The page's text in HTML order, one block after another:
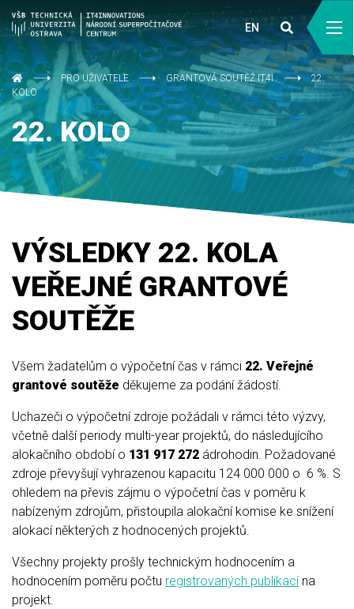
EN
PRO UŽIVATELE GRANTOVÁ SOUTĚŽ IT4I
22.
KOLO
22. KOLO
VÝSLEDKY 22. KOLA
VEŘEJNÉ GRANTOVÉ
SOUTĚŽE
Všem žadatelům o výpočetní čas v rámci 22. Veřejné
grantové soutěže děkujeme za podání žádostí.
Uchazeči o výpočetní zdroje požádali v rámci této výzvy,
včetně další periody multi-year projektů, do následujícího
alokačního období o 131 917 272 ádrohodin. Požadované
zdroje převyšují vyhrazenou kapacitu 124 000 000 o 6 %. S
ohledem na převis zájmu o výpočetní čas v poměru k
nabízeným zdrojům, přistoupila alokační komise ke snížení
alokací některých z hodnocených projektů.
Všechny projekty prošly technickým hodnocením a
hodnocením poměru počtu registrovaných publikací na
projekt.